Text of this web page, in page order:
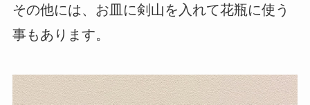
その他には、お皿に剣山を入れて花瓶に使う
事もあります。